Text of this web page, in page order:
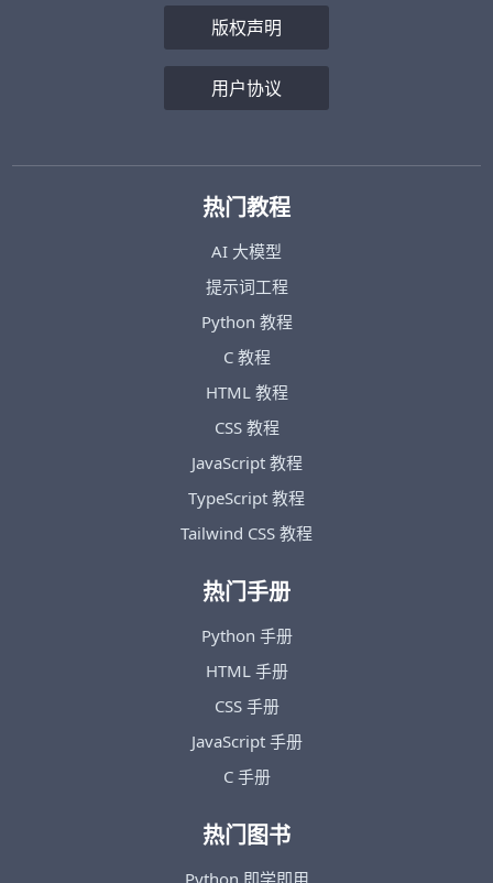
版权声明
用户协议
热门教程
AI 大模型
提示词工程
Python 教程
C 教程
HTML 教程
CSS 教程
JavaScript 教程
TypeScript 教程
Tailwind CSS 教程
热门手册
Python 手册
HTML 手册
CSS 手册
JavaScript 手册
C 手册
热门图书
Python 即学即用